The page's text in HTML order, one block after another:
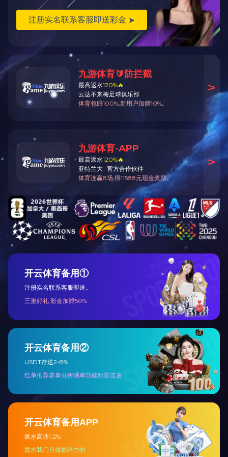
开云app登录入口
新闻与活动
共通信息
服务与支持
相关网站链接
400-820-4535
微信服务号
微信资讯号
OMRON Corporation 使用须知